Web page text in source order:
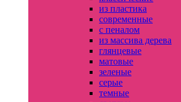
из пластика
современные
с пеналом
из массива дерева
глянцевые
матовые
зеленые
серые
темные